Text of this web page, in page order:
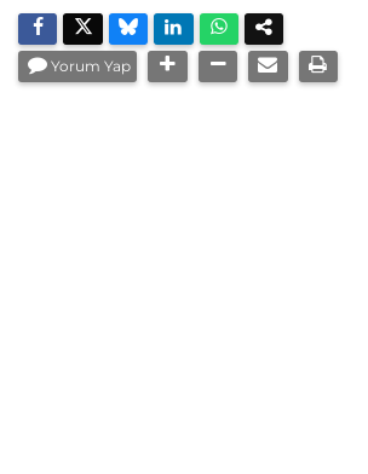
Yorum Yap